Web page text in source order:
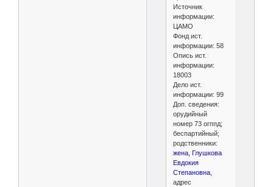
Источник
информации:
ЦАМО
Фонд ист.
информации: 58
Опись ист.
информации:
18003
Дело ист.
информации: 99
Доп. сведения:
орудийный
номер 73 огппд;
беспартийный;
родственники:
жена, Глушкова
Евдокия
Степановна,
адрес